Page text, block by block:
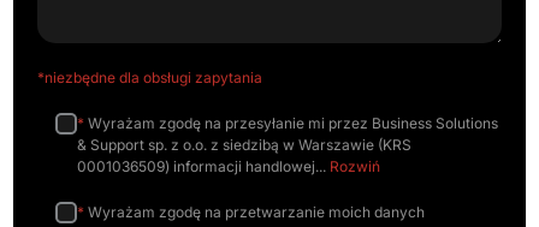
*niezbędne dla obsługi zapytania
* Wyrażam zgodę na przesyłanie mi przez Business Solutions
& Support sp. z o.o. z siedzibą w Warszawie (KRS
0001036509) informacji handlowej
Rozwiń
* Wyrażam zgodę na przetwarzanie moich danych